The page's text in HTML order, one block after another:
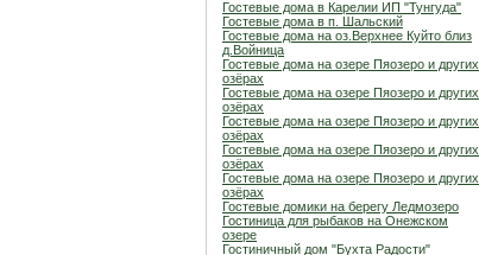
Гостевые дома в Карелии ИП "Тунгуда"
Гостевые дома в п. Шальский
Гостевые дома на оз.Верхнее Куйто близ
д.Войница
Гостевые дома на озере Пяозеро и других
озёрах
Гостевые дома на озере Пяозеро и других
озёрах
Гостевые дома на озере Пяозеро и других
озёрах
Гостевые дома на озере Пяозеро и других
озёрах
Гостевые дома на озере Пяозеро и других
озёрах
Гостевые домики на берегу Ледмозеро
Гостиница для рыбаков на Онежском
озере
Гостиничный дом "Бухта Радости"